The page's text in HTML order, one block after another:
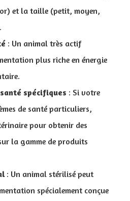
et la taille (petit, moyen,
: Un animal très actif
plus riche en énergie
spécifiques : Si votre
de santé particuliers,
pour obtenir des
la gamme de produits
: Un animal stérilisé peut
spécialement conçue